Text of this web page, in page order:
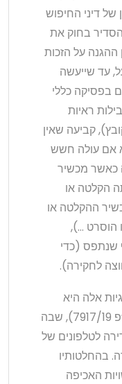
של דיני החיפוש
בחוק את
ההגנה על הזכות
עד שייעשה
בפסיקה כללי
ראיות
קביעה שאין
אם עולה חשש
כאשר מכשיר
הקלטה או
ההקלטה או
הוסרט …),
שנתפס (כדי
לחקירה).
אלה היא
(דנ”פ 1062/21, בש”פ 7917/19), שבה
לטלפונים של
בהחלטותיו
האכיפה